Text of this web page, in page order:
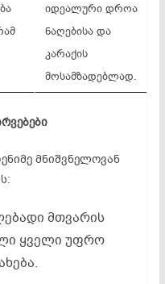
იდეალური დროა
ნაღებისა და
კარაქის
მოსამზადებლად.
მნიშვნელოვან
მთვარის
ყველი უფრო